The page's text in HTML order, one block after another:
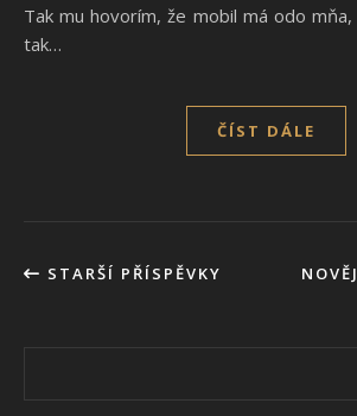
Tak mu hovorím, že mobil má odo
tak…
ČÍST DÁLE
STARŠÍ PŘÍSPĚVKY